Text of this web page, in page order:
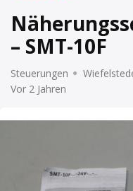
– SMT-10F
Steuerungen
Vor 2 Jahren